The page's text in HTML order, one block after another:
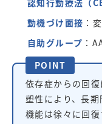
動機づけ面接 ：
自助グループ ：
POINT
依存症からの回
塑性により、長
機能は徐々に回